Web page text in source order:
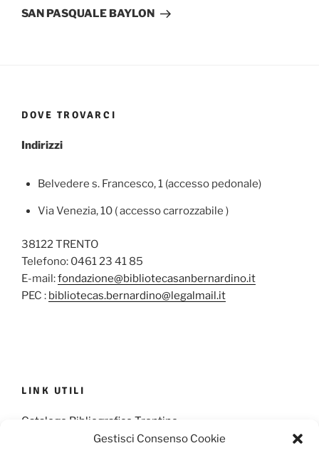
Gestisci Consenso Cookie
successivo
SAN PASQUALE BAYLON
DOVE TROVARCI
Indirizzi
Belvedere s. Francesco, 1 (accesso pedonale)
Via Venezia, 10 ( accesso carrozzabile )
38122 TRENTO
Telefono: 0461 23 41 85
E-mail:fondazione@bibliotecasanbernardino.it
PEC : bibliotecas.bernardino@legalmail.it
LINK UTILI
Catalogo Bibliografico Trentino